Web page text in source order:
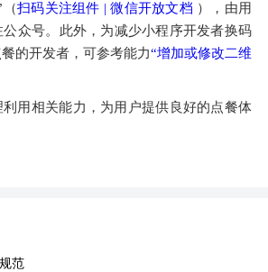
（扫码关注组件 | 微信开放文档 ），由用
公众号。此外，为减少小程序开发者换码
的开发者，可参考能力“增加或修改二维
用相关能力，为用户提供良好的点餐体
范